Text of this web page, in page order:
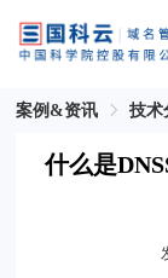
案例&资讯 技术
什么是